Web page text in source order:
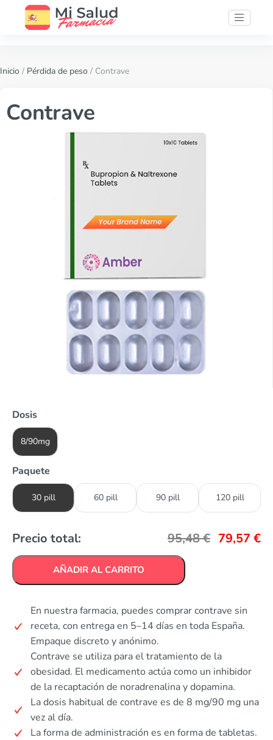
Inicio / Pérdida de peso / Contrave
Contrave
Dosis
8/90mg
Paquete
30 pill 60 pill 90 pill 120 pill
Precio total: 95,48€ 79,57 €
AÑADIR AL CARRITO
En nuestra farmacia, puedes comprar contrave sin
receta, con entrega en 5–14 días en toda España.
Empaque discreto y anónimo.
Contrave se utiliza para el tratamiento de la
obesidad. El medicamento actúa como un inhibidor
de la recaptación de noradrenalina y dopamina.
La dosis habitual de contrave es de 8 mg/90 mg una
vez al día.
La forma de administración es en forma de tabletas.